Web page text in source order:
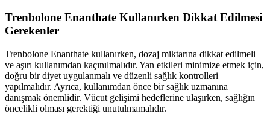
Trenbolone Enanthate Kullanırken Dikkat Edilmesi
Gerekenler
Trenbolone Enanthate kullanırken, dozaj miktarına dikkat edilmeli
ve aşırı kullanımdan kaçınılmalıdır. Yan etkileri minimize etmek için,
doğru bir diyet uygulanmalı ve düzenli sağlık kontrolleri
yapılmalıdır. Ayrıca, kullanımdan önce bir sağlık uzmanına
danışmak önemlidir. Vücut gelişimi hedeflerine ulaşırken, sağlığın
öncelikli olması gerektiği unutulmamalıdır.